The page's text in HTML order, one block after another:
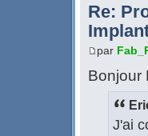
Re:
par
Bonjour
J'ai